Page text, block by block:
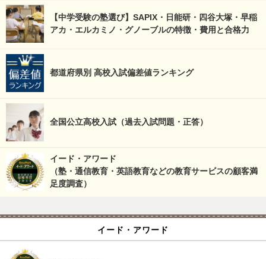
【中学受験の塾選び】SAPIX・日能研・四谷大塚・早稲
アカ・エルカミノ・グノーブルの特徴・費用と合格力
都道府県別 高校入試偏差値ランキング
全国公立高校入試（過去入試問題・正答）
イード・アワード
（塾・通信教育・英語教育などの教育サービスの顧客満
足度調査）
イード・アワード